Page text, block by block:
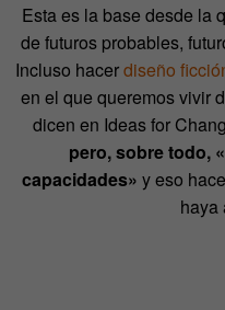
Esta es la base desde la
de futuros probables,
Incluso hacerdiseño
en el que queremos vivir
dicen en Ideas for
pero, sobre todo,
capacidades» y eso
haya